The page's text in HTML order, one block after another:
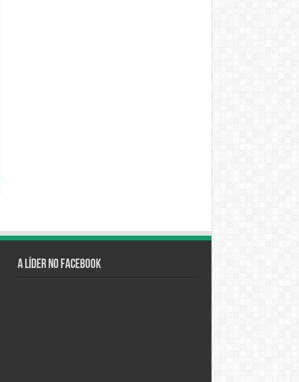
A Líder no Facebook